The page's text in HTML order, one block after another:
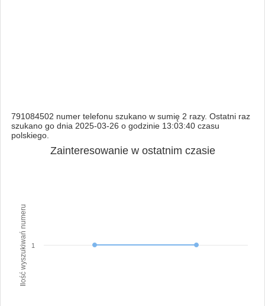
791084502 numer telefonu szukano w sumię 2 razy. Ostatni raz
szukano go dnia 2025-03-26 o godzinie 13:03:40 czasu
polskiego.
Ilość wyszukiwań numeru
Zainteresowanie w ostatnim czasie
1